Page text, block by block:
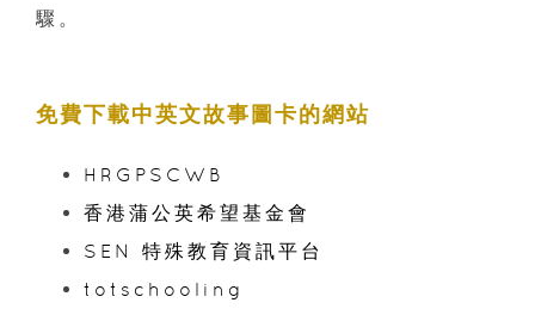
驟。
免費下載中英文故事圖卡的網站
HRGPSCWB
香港蒲公英希望基金會
SEN 特殊教育資訊平台
totschooling